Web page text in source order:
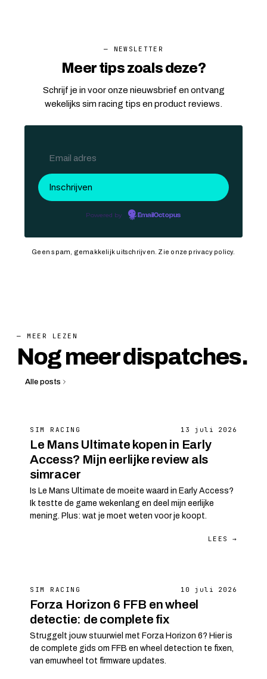
— NEWSLETTER
Meer tips zoals deze?
Schrijf je in voor onze nieuwsbrief en ontvang
wekelijks sim racing tips en product reviews.
Powered by EmailOctopus
Geen spam, gemakkelijk uitschrijven. Zie onze privacy policy.
— MEER LEZEN
Nog meer dispatches.
Alle posts
SIM RACING 13 juli 2026
Le Mans Ultimate kopen in Early
Access? Mijn eerlijke review als
simracer
Is Le Mans Ultimate de moeite waard in Early Access?
Ik testte de game wekenlang en deel mijn eerlijke
mening. Plus: wat je moet weten voor je koopt.
LEES →
SIM RACING 10 juli 2026
Forza Horizon 6 FFB en wheel
detectie: de complete fix
Struggelt jouw stuurwiel met Forza Horizon 6? Hier is
de complete gids om FFB en wheel detection te fixen,
van emuwheel tot firmware updates.